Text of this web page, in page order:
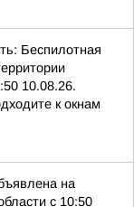
Беспилотная
10.08.26.
к окнам
на
с 10:50